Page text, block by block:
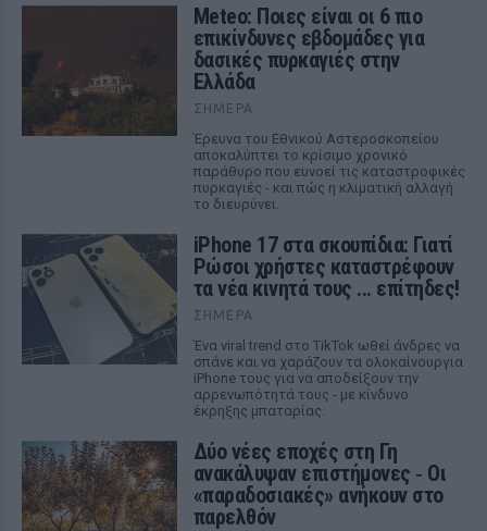
Meteo: Ποιες είναι οι 6 πιο
επικίνδυνες εβδομάδες για
δασικές πυρκαγιές στην
Ελλάδα
ΣΉΜΕΡΑ
Έρευνα του Εθνικού Αστεροσκοπείου
αποκαλύπτει το κρίσιμο χρονικό
παράθυρο που ευνοεί τις καταστροφικές
πυρκαγιές - και πώς η κλιματική αλλαγή
το διευρύνει.
iPhone 17 στα σκουπίδια: Γιατί
Ρώσοι χρήστες καταστρέφουν
τα νέα κινητά τους ... επίτηδες!
ΣΉΜΕΡΑ
Ένα viral trend στο TikTok ωθεί άνδρες να
σπάνε και να χαράζουν τα ολοκαίνουργια
iPhone τους για να αποδείξουν την
αρρενωπότητά τους - με κίνδυνο
έκρηξης μπαταρίας.
Δύο νέες εποχές στη Γη
ανακάλυψαν επιστήμονες ‑ Oι
«παραδοσιακές» ανήκουν στο
παρελθόν